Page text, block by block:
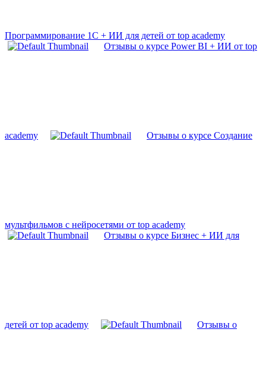
Программирование 1С + ИИ для детей от top academy
Отзывы о курсе Power BI + ИИ от top
academy Отзывы о курсе Создание
мультфильмов с нейросетями от top academy
Отзывы о курсе Бизнес + ИИ для
детей от top academy Отзывы о